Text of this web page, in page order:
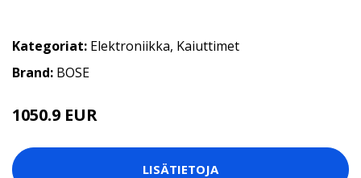
Kategoriat: Elektroniikka, Kaiuttimet
Brand: BOSE
1050.9 EUR
LISÄTIETOJA